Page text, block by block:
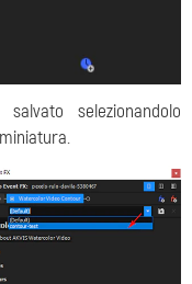
selezionandolo